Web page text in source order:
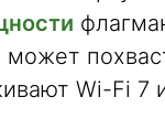
Wi-Fi 7